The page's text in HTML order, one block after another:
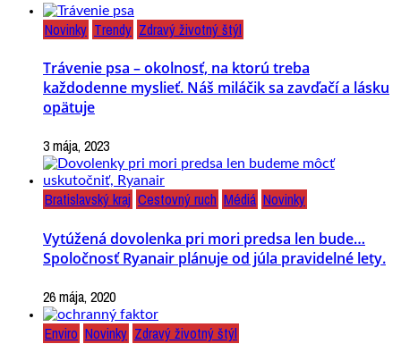
Novinky Trendy Zdravý životný štýl
Trávenie psa – okolnosť, na ktorú treba
každodenne myslieť. Náš miláčik sa zavďačí a lásku
opätuje
3 mája, 2023
Bratislavský kraj Cestovný ruch Médiá Novinky
Vytúžená dovolenka pri mori predsa len bude…
Spoločnosť Ryanair plánuje od júla pravidelné lety.
26 mája, 2020
Enviro Novinky Zdravý životný štýl